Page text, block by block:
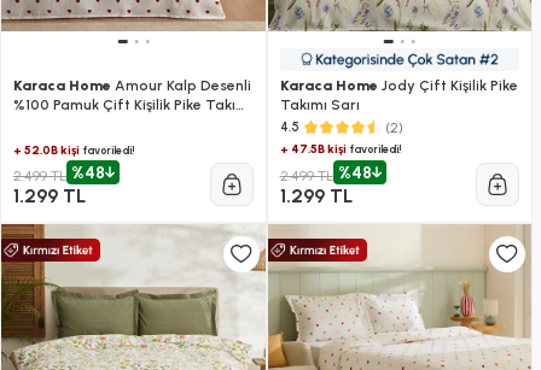
Karaca Home Amour Kalp Desenli
%100 Pamuk Çift Kişilik Pike Takımı
+ 52.0B kişi favoriledi!
2.499 TL %48
1.299 TL
Karaca Home Jody Çift Kişilik Pike
Takımı Sarı
4.5 (2)
+ 47.5B kişifavoriledi!
2.499 TL %48
1.299 TL